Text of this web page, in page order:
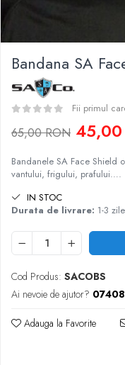
Copii
Espadrile
Casti
Lopeti de zapada /
Bandane
Imbracaminte de corp
Copii
Jachete copii
Pantaloni copii
Imbracaminte de corp
Bandana SA
Fii primul
65,00 RON 45,00
Bandanele SA Face Shield
vantului, frigului, prafului….
IN STOC
Durata de livrare: 1-3 zile
Cod Produs: SACOBS
Ai nevoie de ajutor?
Adauga la Favorite